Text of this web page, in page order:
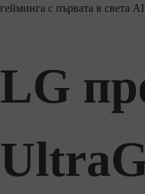
гейминга с първата в света
LG